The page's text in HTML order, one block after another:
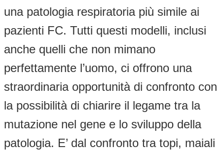
una patologia respiratoria più simile ai
pazienti FC. Tutti questi modelli, inclusi
anche quelli che non mimano
perfettamente l’uomo, ci offrono una
straordinaria opportunità di confronto con
la possibilità di chiarire il legame tra la
mutazione nel gene e lo sviluppo della
patologia. E’ dal confronto tra topi, maiali